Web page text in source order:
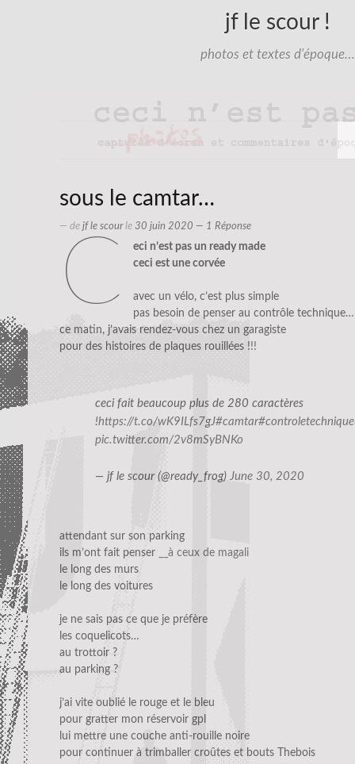
jf le scour !
photos et textes d'époque…
sous le camtar…
— de jf le scourle 30 juin 2020 — 1 Réponse
c
eci n’est pas un ready made
ceci est une corvée
avec un vélo, c’est plus simple
pas besoin de penser au contrôle technique…
ce matin, j’avais rendez-vous chez un garagiste
pour des histoires de plaques rouillées !!!
ceci fait beaucoup plus de 280 caractères
!https://t.co/wK9ILfs7gJ#camtar#controletechnique
pic.twitter.com/2v8mSyBNKo
— jf le scour (@ready_frog) June 30, 2020
attendant sur son parking
ils m’ont fait penser
__à ceux de magali
le long des murs
le long des voitures
je ne sais pas ce que je préfère
les coquelicots…
au trottoir ?
au parking ?
j’ai vite oublié le rouge et le bleu
pour gratter mon réservoir gpl
lui mettre une couche anti-rouille noire
pour continuer à trimballer croûtes et bouts Thebois